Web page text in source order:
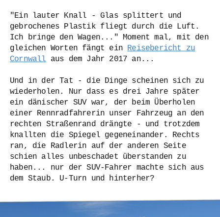
"Ein lauter Knall - Glas splittert und
gebrochenes Plastik fliegt durch die Luft.
Ich bringe den Wagen..." Moment mal, mit den
gleichen Worten fängt ein Reisebericht zu
Cornwall aus dem Jahr 2017 an...
Und in der Tat - die Dinge scheinen sich zu
wiederholen. Nur dass es drei Jahre später
ein dänischer SUV war, der beim Überholen
einer Rennradfahrerin unser Fahrzeug an den
rechten Straßenrand drängte - und trotzdem
knallten die Spiegel gegeneinander. Rechts
ran, die Radlerin auf der anderen Seite
schien alles unbeschadet überstanden zu
haben... nur der SUV-Fahrer machte sich aus
dem Staub. U-Turn und hinterher?